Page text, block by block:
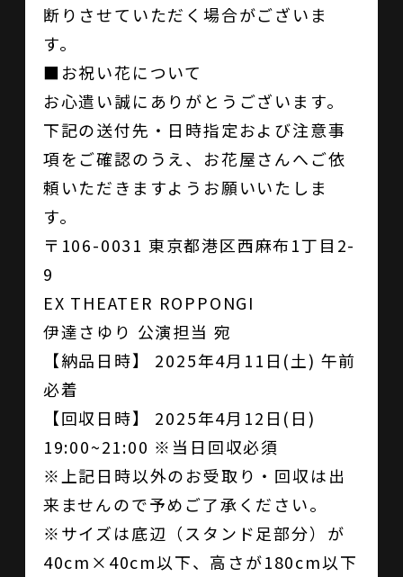
断りさせていただく場合がございま
す。
■お祝い花について
お心遣い誠にありがとうございます。
下記の送付先・日時指定および注意事
項をご確認のうえ、お花屋さんへご依
頼いただきますようお願いいたしま
す。
〒106-0031 東京都港区西麻布1丁目2-
9
EX THEATER ROPPONGI
伊達さゆり 公演担当 宛
【納品日時】 2025年4月11日(土) 午前
必着
【回収日時】 2025年4月12日(日)
19:00~21:00 ※当日回収必須
※上記日時以外のお受取り・回収は出
来ませんので予めご了承ください。
※サイズは底辺（スタンド足部分）が
40cm×40cm以下、高さが180cm以下